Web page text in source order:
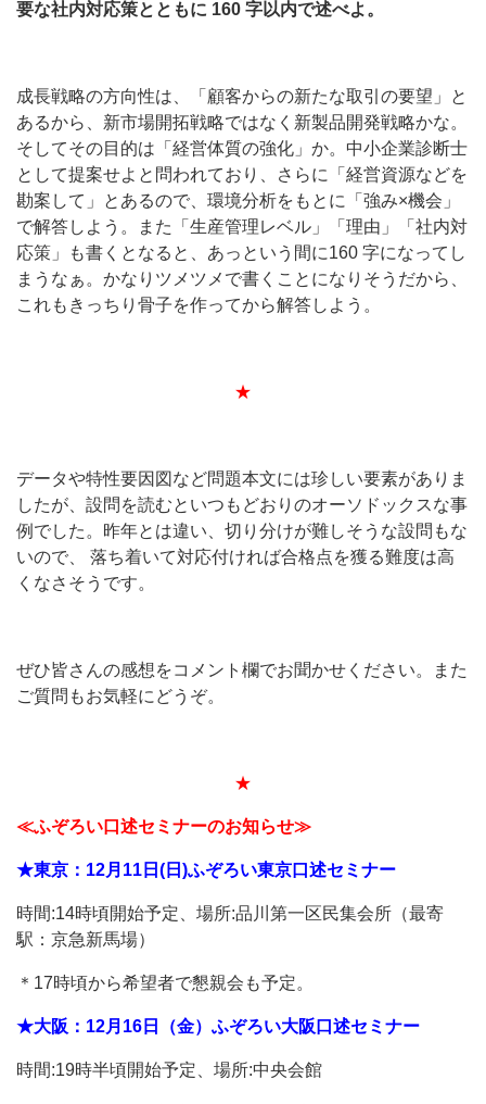
要な社内対応策とともに 160 字以内で述べよ。
成長戦略の方向性は、「顧客からの新たな取引の要望」と
あるから、新市場開拓戦略ではなく新製品開発戦略かな。
そしてその目的は「経営体質の強化」か。中小企業診断士
として提案せよと問われており、さらに「経営資源などを
勘案して」とあるので、環境分析をもとに「強み×機会」
で解答しよう。また「生産管理レベル」「理由」「社内対
応策」も書くとなると、あっという間に160 字になってし
まうなぁ。かなりツメツメで書くことになりそうだから、
これもきっちり骨子を作ってから解答しよう。
★
データや特性要因図など問題本文には珍しい要素がありま
したが、設問を読むといつもどおりのオーソドックスな事
例でした。昨年とは違い、切り分けが難しそうな設問もな
いので、 落ち着いて対応付ければ合格点を獲る難度は高
くなさそうです。
ぜひ皆さんの感想をコメント欄でお聞かせください。また
ご質問もお気軽にどうぞ。
★
≪ふぞろい口述セミナーのお知らせ≫
★東京：12月11日(日)ふぞろい東京口述セミナー
時間:14時頃開始予定、場所:品川第一区民集会所（最寄
駅：京急新馬場）
＊17時頃から希望者で懇親会も予定。
★大阪：12月16日（金）ふぞろい大阪口述セミナー
時間:19時半頃開始予定、場所:中央会館